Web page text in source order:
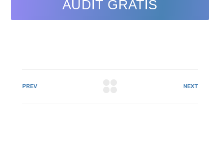
AUDIT GRATIS
PREV NEXT